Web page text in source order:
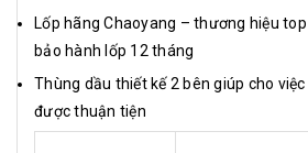
Lốp hãng Chaoyang – thương hiệu
bảo hành lốp 12 tháng
Thùng dầu thiết kế 2 bên giúp cho
được thuận tiện